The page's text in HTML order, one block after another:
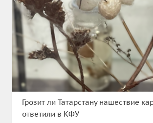
Грозит ли Татарстану нашествие
ответили в КФУ